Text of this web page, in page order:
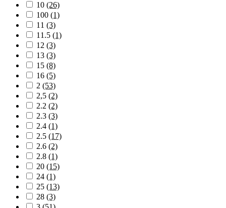
10 (26)
100 (1)
11 (3)
11.5 (1)
12 (3)
13 (3)
15 (8)
16 (5)
2 (53)
2,5 (2)
2.2 (2)
2.3 (3)
2.4 (1)
2.5 (17)
2.6 (2)
2.8 (1)
20 (15)
24 (1)
25 (13)
28 (3)